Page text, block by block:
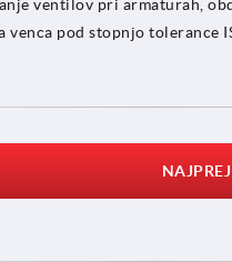
ventilov pri armaturah,
pod stopnjo tolerance